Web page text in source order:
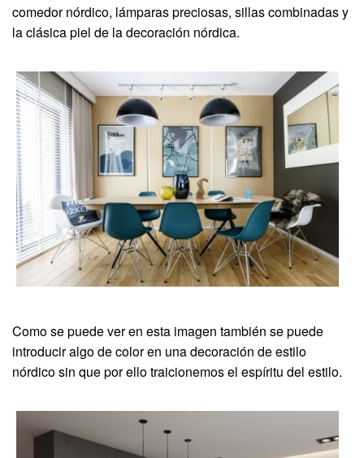
comedor nórdico, lámparas preciosas, sillas combinadas y
la clásica piel de la decoración nórdica.
Como se puede ver en esta imagen también se puede
introducir algo de color en una decoración de estilo
nórdico sin que por ello traicionemos el espíritu del estilo.